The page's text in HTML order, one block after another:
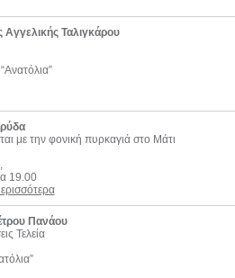
Ταλιγκάρου
με την φονική πυρκαγιά στο Μάτι
19.00
Πανάου
Τελεία